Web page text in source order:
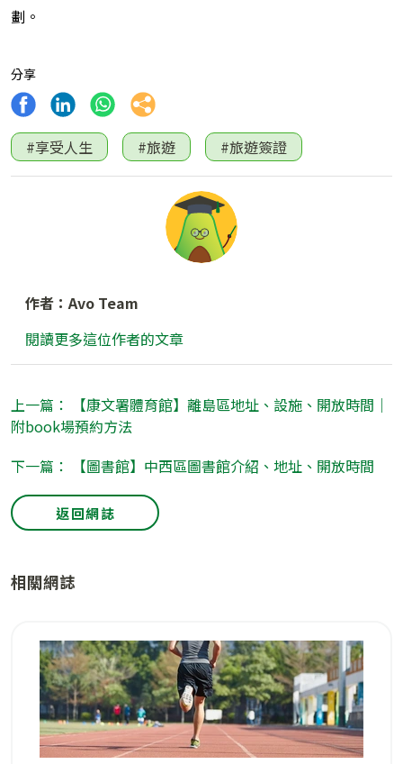
劃。
分享
#享受人生 #旅遊 #旅遊簽證
作者：Avo Team
閱讀更多這位作者的文章
上一篇： 【康文署體育館】離島區地址、設施、開放時間｜
附book場預約方法
下一篇： 【圖書館】中西區圖書館介紹、地址、開放時間
返回網誌
相關網誌